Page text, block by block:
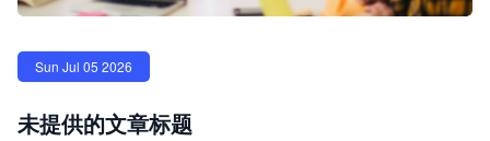
Sun Jul 05 2026
未提供的文章标题